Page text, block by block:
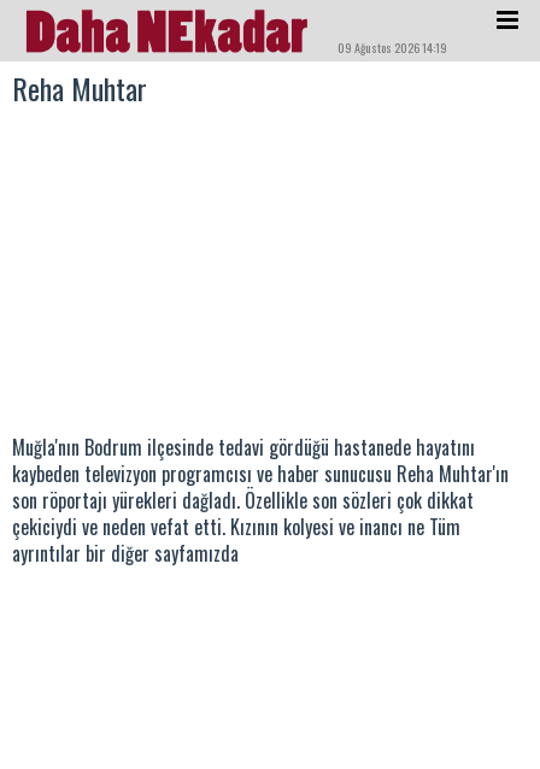
09 Ağustos 2026 14:19
Reha Muhtar
Muğla'nın Bodrum ilçesinde tedavi gördüğü hastanede hayatını
kaybeden televizyon programcısı ve haber sunucusu Reha Muhtar'ın
son röportajı yürekleri dağladı. Özellikle son sözleri çok dikkat
çekiciydi ve neden vefat etti. Kızının kolyesi ve inancı ne Tüm
ayrıntılar bir diğer sayfamızda